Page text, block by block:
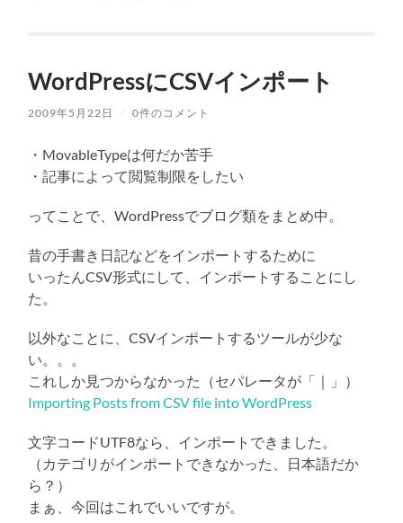
WordPressにCSVインポート
2009年5月22日 / 0件のコメント
・MovableTypeは何だか苦手
・記事によって閲覧制限をしたい
ってことで、WordPressでブログ類をまとめ中。
昔の手書き日記などをインポートするために
いったんCSV形式にして、インポートすることにし
た。
以外なことに、CSVインポートするツールが少な
い。。。
これしか見つからなかった（セパレータが「｜」）
Importing Posts from CSV file into WordPress
文字コードUTF8なら、インポートできました。
（カテゴリがインポートできなかった、日本語だか
ら？）
まぁ、今回はこれでいいですが。